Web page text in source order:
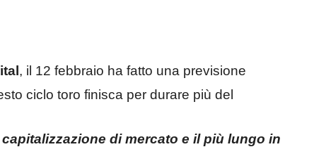
, il 12 febbraio ha fatto una previsione
ciclo toro finisca per durare più del
di mercato e il più lungo in